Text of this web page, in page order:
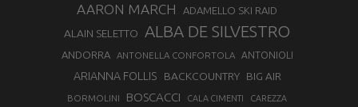
AARON MARCH ADAMELLO SKI RAID
ALAIN SELETTO ALBA DE SILVESTRO
ANDORRA ANTONELLA CONFORTOLA ANTONIOLI
ARIANNA FOLLIS BACKCOUNTRY BIG AIR
BORMOLINI BOSCACCI CALA CIMENTI CAREZZA